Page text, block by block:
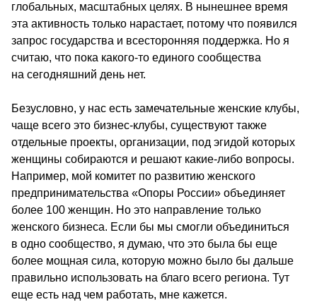
глобальных, масштабных целях. В нынешнее время
эта активность только нарастает, потому что появился
запрос государства и всесторонняя поддержка. Но я
считаю, что пока какого-то единого сообщества
на сегодняшний день нет.
Безусловно, у нас есть замечательные женские клубы,
чаще всего это бизнес-клубы, существуют также
отдельные проекты, организации, под эгидой которых
женщины собираются и решают какие-либо вопросы.
Например, мой комитет по развитию женского
предпринимательства «Опоры России» объединяет
более 100 женщин. Но это направление только
женского бизнеса. Если бы мы смогли объединиться
в одно сообщество, я думаю, что это была бы еще
более мощная сила, которую можно было бы дальше
правильно использовать на благо всего региона. Тут
еще есть над чем работать, мне кажется.